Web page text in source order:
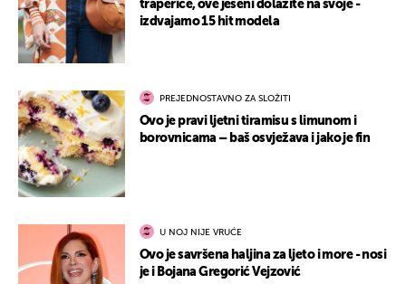
traperice, ove jeseni dolazite na svoje -
izdvajamo 15 hit modela
PREJEDNOSTAVNO ZA SLOŽITI
Ovo je pravi ljetni tiramisu s limunom i
borovnicama – baš osvježava i jako je fin
U NOJ NIJE VRUĆE
Ovo je savršena haljina za ljeto i more - nosi
je i Bojana Gregorić Vejzović